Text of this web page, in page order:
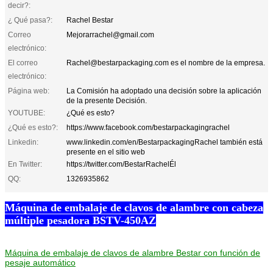
decir?:
¿ Qué pasa?:
Rachel Bestar
Correo
electrónico:
Mejorarrachel@gmail.com
El correo
electrónico:
Rachel@bestarpackaging.com es el nombre de la empresa.
Página web:
La Comisión ha adoptado una decisión sobre la aplicación
de la presente Decisión.
YOUTUBE:
¿Qué es esto?
¿Qué es esto?:
https://www.facebook.com/bestarpackagingrachel
Linkedin:
www.linkedin.com/en/BestarpackagingRachel también está
presente en el sitio web
En Twitter:
https://twitter.com/BestarRachelÉl
QQ:
1326935862
Máquina de embalaje de clavos de alambre con cabeza
múltiple pesadora BSTV-450AZ
Máquina de embalaje de clavos de alambre Bestar con función de
pesaje automático